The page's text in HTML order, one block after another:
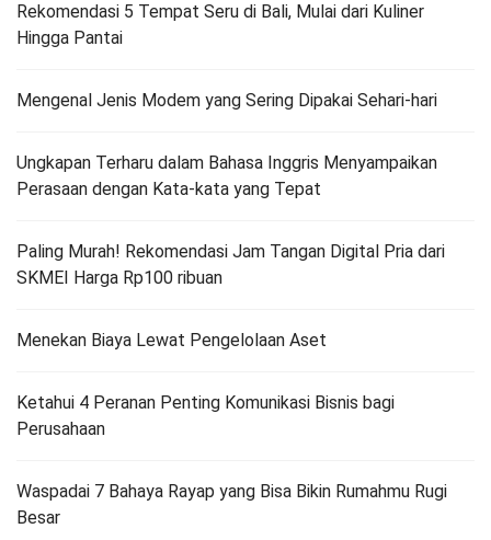
Rekomendasi 5 Tempat Seru di Bali, Mulai dari Kuliner
Hingga Pantai
Mengenal Jenis Modem yang Sering Dipakai Sehari-hari
Ungkapan Terharu dalam Bahasa Inggris Menyampaikan
Perasaan dengan Kata-kata yang Tepat
Paling Murah! Rekomendasi Jam Tangan Digital Pria dari
SKMEI Harga Rp100 ribuan
Menekan Biaya Lewat Pengelolaan Aset
Ketahui 4 Peranan Penting Komunikasi Bisnis bagi
Perusahaan
Waspadai 7 Bahaya Rayap yang Bisa Bikin Rumahmu Rugi
Besar